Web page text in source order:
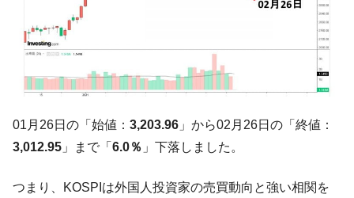
01月26日の「始値： 3,203.96 」から02月26日の「終値：
3,012.95 」まで「 6.0％ 」下落しました。
つまり、KOSPIは外国人投資家の売買動向と強い相関を